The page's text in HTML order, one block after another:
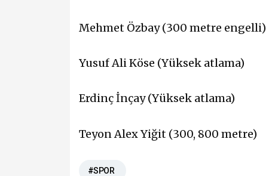
Mehmet Özbay (300 metre engelli)
Yusuf Ali Köse (Yüksek atlama)
Erdinç İnçay (Yüksek atlama)
Teyon Alex Yiğit (300, 800 metre)
#SPOR